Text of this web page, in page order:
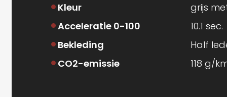
Kleur
grijs
Acceleratie 0-100
10.1 sec.
Bekleding
Half
CO2-emissie
118 g/